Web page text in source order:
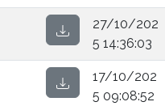
27/10/202
5 14:36:03
17/10/202
5 09:08:52